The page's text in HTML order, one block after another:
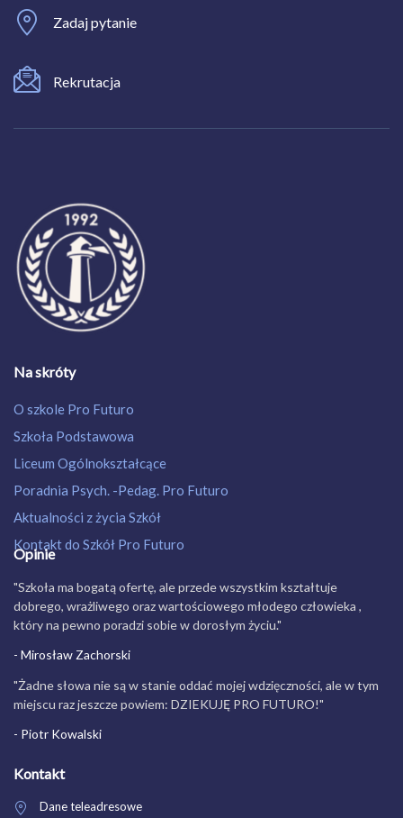
Zadaj pytanie
Rekrutacja
Na skróty
O szkole Pro Futuro
Szkoła Podstawowa
Liceum Ogólnokształcące
Poradnia Psych. -Pedag. Pro Futuro
Aktualności z życia Szkół
Kontakt do Szkół Pro Futuro
Opinie
"Szkoła ma bogatą ofertę, ale przede wszystkim kształtuje
dobrego, wrażliwego oraz wartościowego młodego człowieka ,
który na pewno poradzi sobie w dorosłym życiu."
- Mirosław Zachorski
"Żadne słowa nie są w stanie oddać mojej wdzięczności, ale w tym
miejscu raz jeszcze powiem: DZIEKUJĘ PRO FUTURO!"
- Piotr Kowalski
Kontakt
Dane teleadresowe